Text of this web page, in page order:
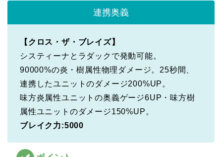
連携奥義
【クロス・ザ・ブレイズ】
システィーナとラダックで発動可能。
90000%の炎・樹属性物理ダメージ。25秒間、
連携したユニットのダメージ200%UP。
味方炎属性ユニットの奥義ゲージ6UP・味方樹
属性ユニットのダメージ150%UP。
ブレイク力:5000